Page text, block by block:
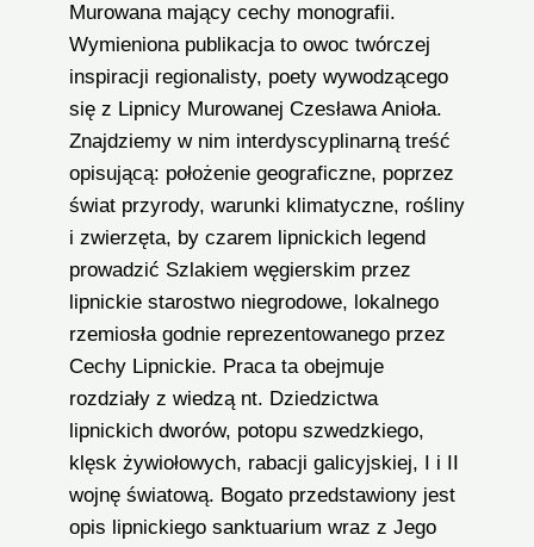
Murowana mający cechy monografii.
Wymieniona publikacja to owoc twórczej
inspiracji regionalisty, poety wywodzącego
się z Lipnicy Murowanej Czesława Anioła.
Znajdziemy w nim interdyscyplinarną treść
opisującą: położenie geograficzne, poprzez
świat przyrody, warunki klimatyczne, rośliny
i zwierzęta, by czarem lipnickich legend
prowadzić Szlakiem węgierskim przez
lipnickie starostwo niegrodowe, lokalnego
rzemiosła godnie reprezentowanego przez
Cechy Lipnickie. Praca ta obejmuje
rozdziały z wiedzą nt. Dziedzictwa
lipnickich dworów, potopu szwedzkiego,
klęsk żywiołowych, rabacji galicyjskiej, I i II
wojnę światową. Bogato przedstawiony jest
opis lipnickiego sanktuarium wraz z Jego